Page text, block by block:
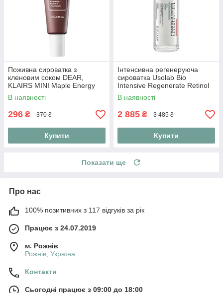
Поживна сироватка з
кленовим соком DEAR,
KLAIRS MINI Maple Energy
Infusing Serum 10 ml
В наявності
296 ₴ 370 ₴
Купити
Інтенсивна регенеруюча
сироватка Usolab Bio
Intensive Regenerate Retinol
Ampoule 30 мл
В наявності
2 885 ₴ 3 485 ₴
Купити
Показати ще
Про нас
100% позитивних з 117 відгуків за рік
Працює з 24.07.2019
м. Рожнів
Рожнів, Україна
Контакти
Сьогодні працює з 09:00 до 18:00